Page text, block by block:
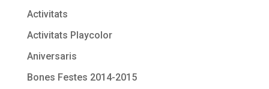
Activitats
Activitats Playcolor
Aniversaris
Bones Festes 2014-2015